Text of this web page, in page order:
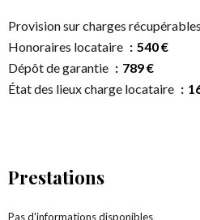
Provision sur charges récupérables
Honoraires locataire
540 €
Dépôt de garantie
789 €
État des lieux charge locataire
Prestations
Pas d'informations disponibles